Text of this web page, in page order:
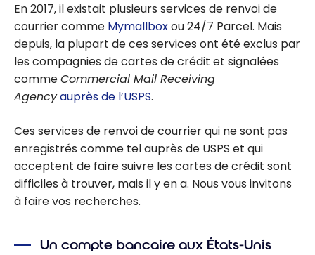
En 2017, il existait plusieurs services de renvoi de
courrier comme Mymallboxou 24/7 Parcel. Mais
depuis, la plupart de ces services ont été exclus par
les compagnies de cartes de crédit et signalées
commeCommercial Mail Receiving
Agencyauprès de l’USPS.
Ces services de renvoi de courrier qui ne sont pas
enregistrés comme tel auprès de USPS et qui
acceptent de faire suivre les cartes de crédit sont
difficiles à trouver, mais il y en a. Nous vous invitons
à faire vos recherches.
Un compte bancaire aux États-Unis